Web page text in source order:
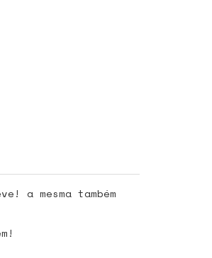
a mesma também